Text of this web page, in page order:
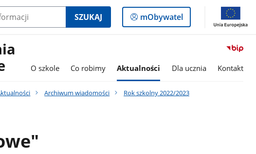
SZUKAJ
Logowanie
do
mObywatel
O szkole Co robimy Aktualności Dla ucznia Kontakt
Archiwum wiadomości
Rok szkolny 2022/2023